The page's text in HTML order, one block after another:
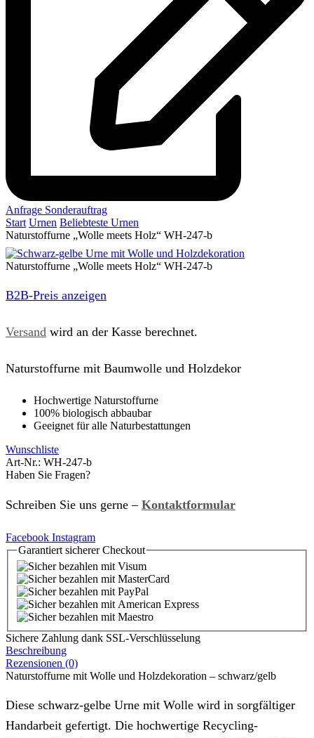
Anfrage Sonderauftrag
Start Urnen Beliebteste Urnen
Naturstoffurne „Wolle meets Holz“ WH-247-b
Naturstoffurne „Wolle meets Holz“ WH-247-b
B2B-Preis anzeigen
Versand wird an der Kasse berechnet.
Naturstoffurne mit Baumwolle und Holzdekor
Hochwertige Naturstoffurne
100% biologisch abbaubar
Geeignet für alle Naturbestattungen
Wunschliste
Art-Nr.: WH-247-b
Haben Sie Fragen?
Schreiben Sie uns gerne – Kontaktformular
Facebook Instagram
Garantiert sichererCheckout
Sichere Zahlung dank SSL-Verschlüsselung
Beschreibung
Rezensionen (0)
Naturstoffurne mit Wolle und Holzdekoration – schwarz/gelb
Diese schwarz-gelbe Urne mit Wolle wird in sorgfältiger
Handarbeit gefertigt. Die hochwertige Recycling-